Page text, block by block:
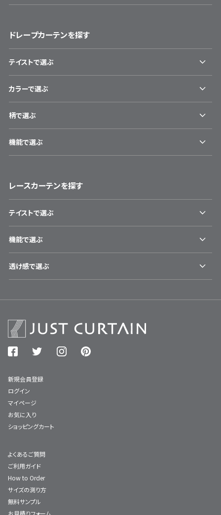
ドレープカーテンを探す
テイストで選ぶ
カラーで選ぶ
柄で選ぶ
機能で選ぶ
レースカーテンを探す
テイストで選ぶ
機能で選ぶ
透け感で選ぶ
新規会員登録
ログイン
マイページ
お気に入り
ショッピングカート
よくあるご質問
ご利用ガイド
How to Order
サイズの測り方
無料サンプル